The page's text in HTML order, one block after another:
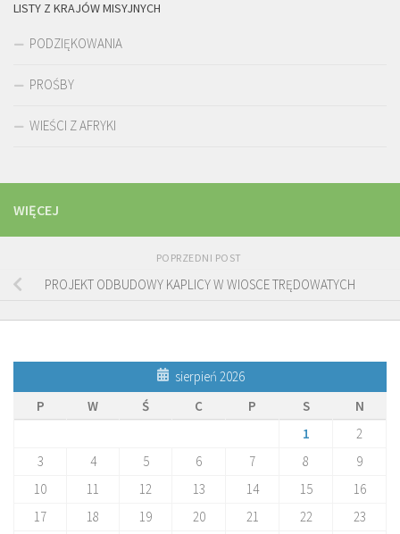
LISTY Z KRAJÓW MISYJNYCH
PODZIĘKOWANIA
PROŚBY
WIEŚCI Z AFRYKI
WIĘCEJ
POPRZEDNI POST
PROJEKT ODBUDOWY KAPLICY W WIOSCE TRĘDOWATYCH
sierpień 2026
P
W Ś C P S
N
1
2
3
4 5 6 7 8
9
10
11 12 13 14 15
16
17
18 19 20 21 22
23